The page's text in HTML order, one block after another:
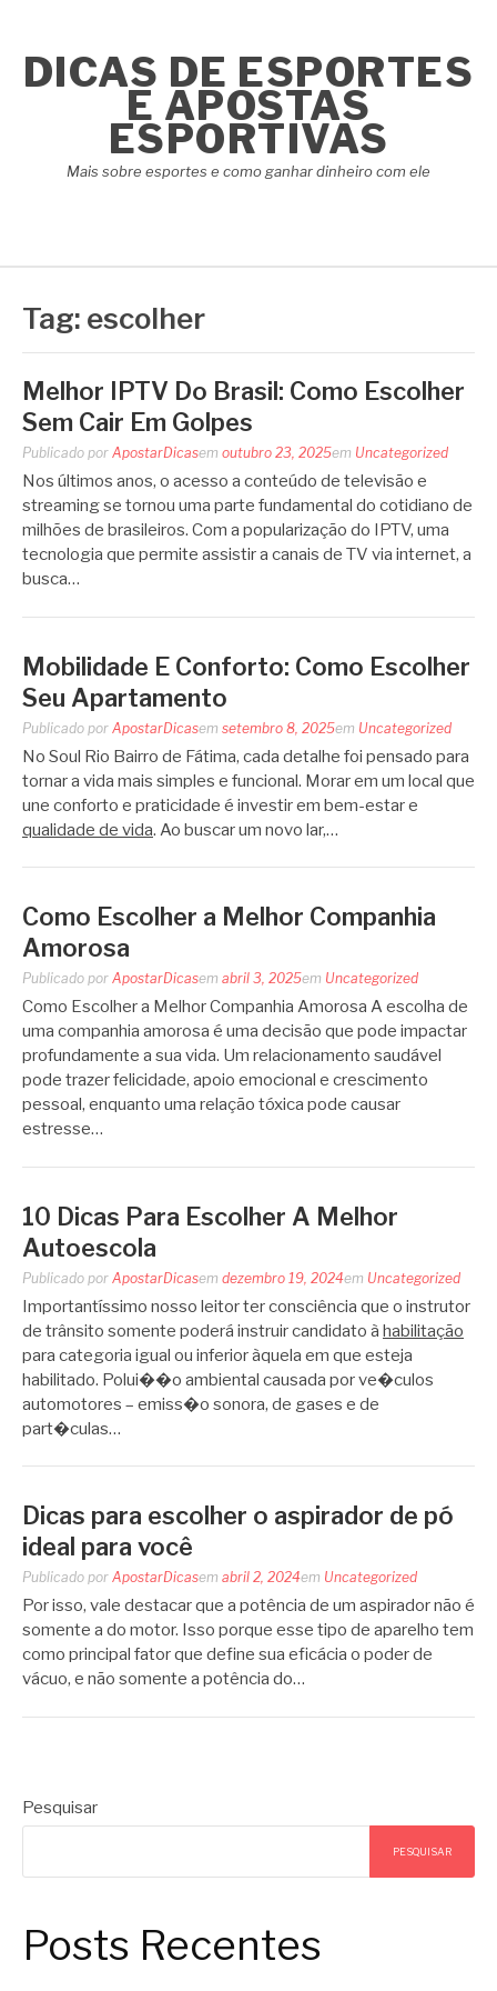
conteúdo
DICAS DE ESPORTES
E APOSTAS
ESPORTIVAS
Mais sobre esportes e como ganhar dinheiro com ele
Tag: escolher
Melhor IPTV Do Brasil: Como Escolher
Sem Cair Em Golpes
Publicado por ApostarDicasem outubro 23, 2025em Uncategorized
Nos últimos anos, o acesso a conteúdo de televisão e
streaming se tornou uma parte fundamental do cotidiano de
milhões de brasileiros. Com a popularização do IPTV, uma
tecnologia que permite assistir a canais de TV via internet, a
busca…
Mobilidade E Conforto: Como Escolher
Seu Apartamento
Publicado por ApostarDicasem setembro 8, 2025em Uncategorized
No Soul Rio Bairro de Fátima, cada detalhe foi pensado para
tornar a vida mais simples e funcional. Morar em um local que
une conforto e praticidade é investir em bem-estar e
qualidade de vida. Ao buscar um novo lar,…
Como Escolher a Melhor Companhia
Amorosa
Publicado por ApostarDicasem abril 3, 2025em Uncategorized
Como Escolher a Melhor Companhia Amorosa A escolha de
uma companhia amorosa é uma decisão que pode impactar
profundamente a sua vida. Um relacionamento saudável
pode trazer felicidade, apoio emocional e crescimento
pessoal, enquanto uma relação tóxica pode causar
estresse…
10 Dicas Para Escolher A Melhor
Autoescola
Publicado por ApostarDicasem dezembro 19, 2024em Uncategorized
Importantíssimo nosso leitor ter consciência que o instrutor
de trânsito somente poderá instruir candidato à habilitação
para categoria igual ou inferior àquela em que esteja
habilitado. Polui��o ambiental causada por ve�culos
automotores – emiss�o sonora, de gases e de
part�culas…
Dicas para escolher o aspirador de pó
ideal para você
Publicado por ApostarDicasem abril 2, 2024em Uncategorized
Por isso, vale destacar que a potência de um aspirador não é
somente a do motor. Isso porque esse tipo de aparelho tem
como principal fator que define sua eficácia o poder de
vácuo, e não somente a potência do…
Pesquisar
PESQUISAR
Posts Recentes